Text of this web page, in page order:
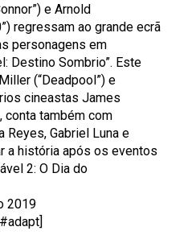
e Arnold
regressam ao grande ecrã
personagens em
Destino Sombrio”. Este
(“Deadpool”) e
cineastas James
conta também com
Reyes, Gabriel Luna e
a história após os eventos
2: O Dia do
2019